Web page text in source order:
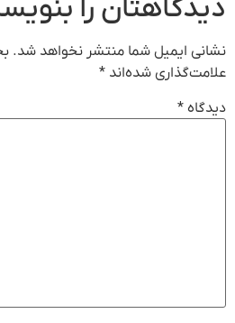
دیدگاهتان را
نشانی ایمیل شما منتشر نخواهد شد.
علامت‌گذاری شده‌اند *
دیدگاه *